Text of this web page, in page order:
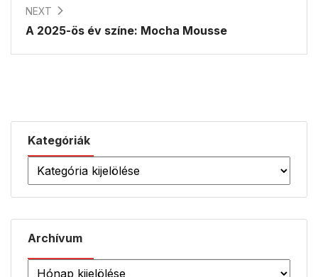
Kategóriák
Archívum
NEXT
A 2025-ös év színe: Mocha Mousse